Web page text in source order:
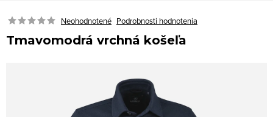
Neohodnotené Podrobnosti hodnotenia
Tmavomodrá vrchná košeľa